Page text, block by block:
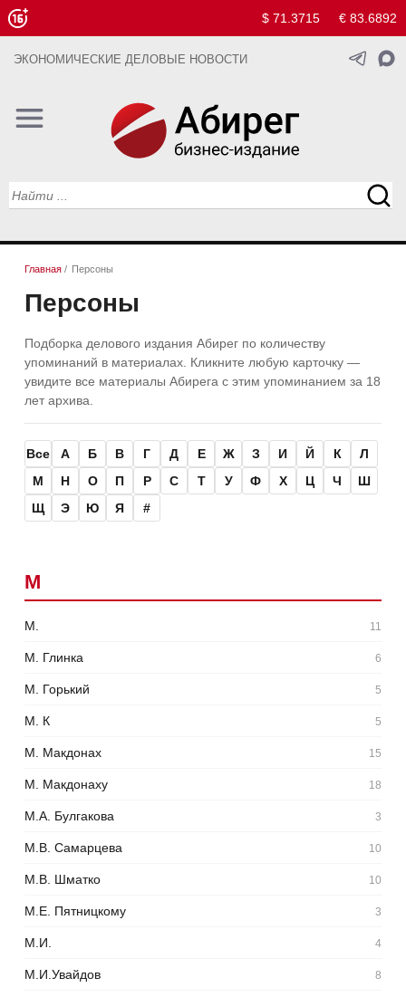
$ 71.3715 € 83.6892
ЭКОНОМИЧЕСКИЕ ДЕЛОВЫЕ НОВОСТИ
Главная / Персоны
Персоны
Подборка делового издания Абирег по количеству
упоминаний в материалах. Кликните любую карточку —
увидите все материалы Абирега с этим упоминанием за 18
лет архива.
Все А Б В Г Д Е Ж З И Й К
Л
М
Н О П Р С Т У Ф Х Ц Ч
Ш
Щ
Э Ю Я #
М
М. 11
М. Глинка 6
М. Горький 5
М. К 5
М. Макдонах 15
М. Макдонаху 18
М.А. Булгакова 3
М.В. Самарцева 10
М.В. Шматко 10
М.Е. Пятницкому 3
М.И. 4
М.И.Увайдов 8